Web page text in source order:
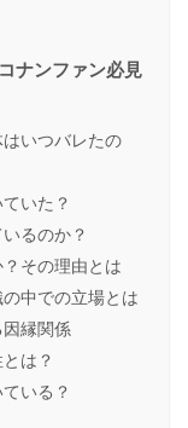
ナンファン必見
いつバレたの
いた？
るのか？
その理由とは
中での立場とは
縁関係
は？
いる？